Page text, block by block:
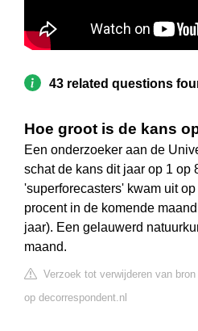
43 related questions
Hoe groot is de kans
Een onderzoeker aan de
schat de kans dit jaar op 1 op
'superforecasters' kwam uit
procent in de komende
jaar). Een gelauwerd
maand.
Verzoek tot verwijderen van bron
op decorrespondent.nl